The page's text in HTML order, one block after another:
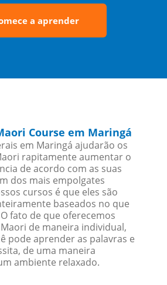
a aprender
Course em Maringá
em Maringá ajudarão os
rapitamente aumentar o
de acordo com as suas
dos mais empolgates
cursos é que eles são
baseados no que
fato de que oferecemos
de maneira individual,
pode aprender as palavras e
de uma maneira
ambiente relaxado.